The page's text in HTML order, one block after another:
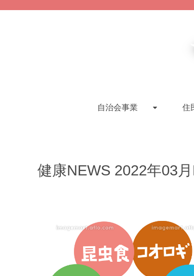
自治会事業 住
健康NEWS 2022年03